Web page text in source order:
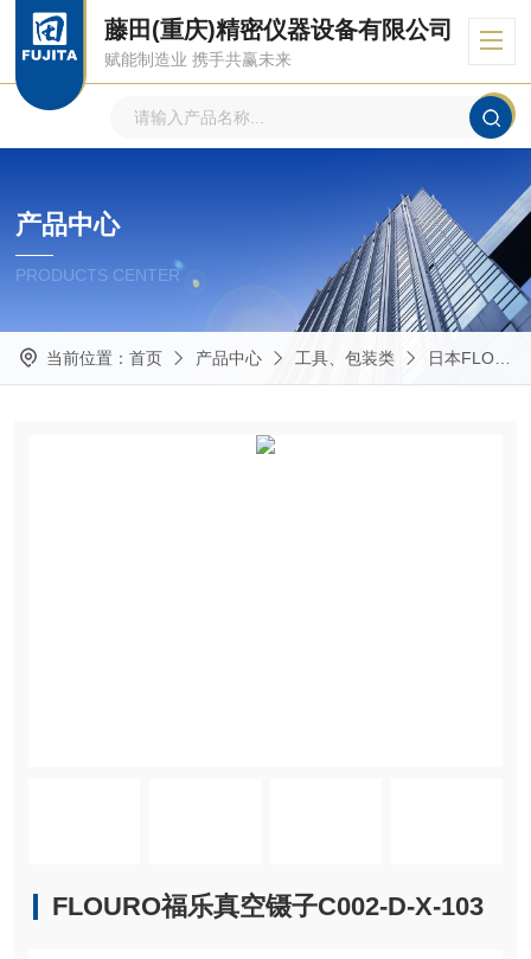
藤田(重庆)精密仪器设备有限公司
赋能制造业 携手共赢未来
产品中心
PRODUCTS CENTER
当前位置： 首页 产品中心 工具、包装类 日本FLOURO 福乐
FLOURO福乐真空镊子C002-D-X-103